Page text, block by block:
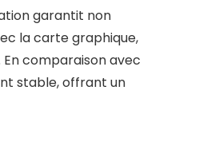
garantit non
la carte graphique,
comparaison avec
stable, offrant un